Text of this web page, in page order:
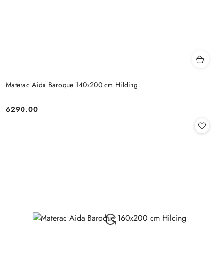
Materac Aida Baroque 140x200 cm Hilding
Cena:
6290.00